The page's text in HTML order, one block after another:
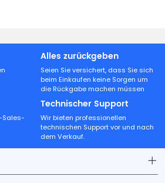
Alles zurückgeben
Seien Sie versichert, dass Sie sich
beim Einkaufen keine Sorgen um
die Rückgabe machen müssen
Sales-
Technischer Support
Wir bieten professionellen
technischen Support vor und nach
dem Verkauf.